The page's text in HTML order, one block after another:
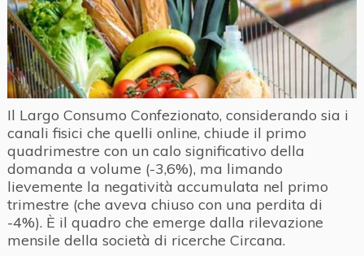
Il Largo Consumo Confezionato, considerando sia i
canali fisici che quelli online, chiude il primo
quadrimestre con un calo significativo della
domanda a volume (-3,6%), ma limando
lievemente la negatività accumulata nel primo
trimestre (che aveva chiuso con una perdita di
-4%). È il quadro che emerge dalla rilevazione
mensile della società di ricerche Circana.